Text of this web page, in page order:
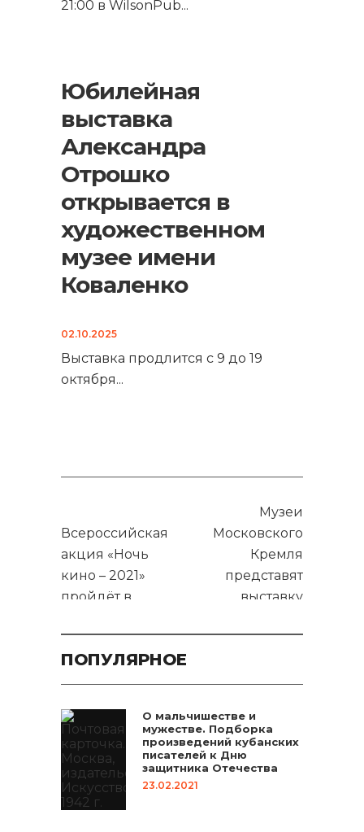
21:00 в WilsonPub...
Юбилейная
выставка
Александра
Отрошко
открывается в
художественном
музее имени
Коваленко
02.10.2025
Выставка продлится с 9 до 19
октября...
Всероссийская
акция «Ночь
кино – 2021»
пройдёт в
Музеи
Московского
Кремля
представят
выставку
искусства в
ПОПУЛЯРНОЕ
О мальчишестве и
мужестве. Подборка
произведений кубанских
писателей к Дню
защитника Отечества
23.02.2021